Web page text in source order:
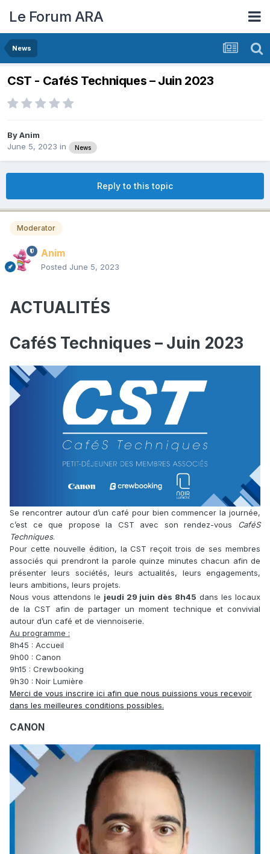
Le Forum ARA
News
CST - CaféS Techniques – Juin 2023
ByAnim
June 5, 2023 in News
Reply to this topic
Moderator
Anim
Posted June 5, 2023
ACTUALITÉS
CaféS Techniques – Juin 2023
Se rencontrer autour d’un café pour bien commencer la journée,
c’est ce que propose la CST avec son rendez-vous CaféS
Techniques.
Pour cette nouvelle édition, la CST reçoit trois de ses membres
associés qui prendront la parole quinze minutes chacun afin de
présenter leurs sociétés, leurs actualités, leurs engagements,
leurs ambitions, leurs projets.
Nous vous attendons le jeudi 29 juin dès 8h45 dans les locaux
de la CST afin de partager un moment technique et convivial
autour d’un café et de viennoiserie.
Au programme :
8h45 : Accueil
9h00 : Canon
9h15 : Crewbooking
9h30 : Noir Lumière
Merci de vous inscrire ici afin que nous puissions vous recevoir
dans les meilleures conditions possibles.
CANON